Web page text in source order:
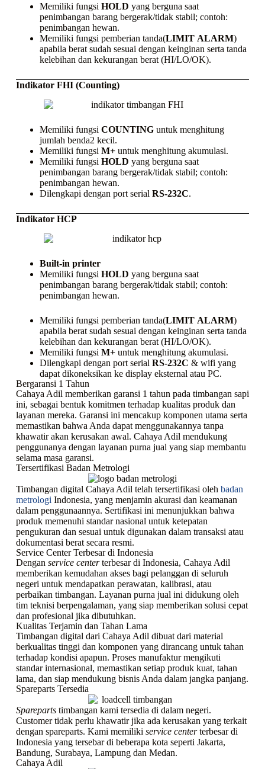
Memiliki fungsi HOLD yang berguna saat
penimbangan barang bergerak/tidak stabil; contoh:
penimbangan hewan.
Memiliki fungsi pemberian tanda(LIMIT ALARM)
apabila berat sudah sesuai dengan keinginan serta tanda
kelebihan dan kekurangan berat (HI/LO/OK).
Indikator FHI (Counting)
Memiliki fungsi COUNTING untuk menghitung
jumlah benda2 kecil.
Memiliki fungsi M+ untuk menghitung akumulasi.
Memiliki fungsi HOLD yang berguna saat
penimbangan barang bergerak/tidak stabil; contoh:
penimbangan hewan.
Dilengkapi dengan port serial RS-232C.
Indikator HCP
Built-in printer
Memiliki fungsi HOLD yang berguna saat
penimbangan barang bergerak/tidak stabil; contoh:
penimbangan hewan.
Memiliki fungsi pemberian tanda(LIMIT ALARM)
apabila berat sudah sesuai dengan keinginan serta tanda
kelebihan dan kekurangan berat (HI/LO/OK).
Memiliki fungsi M+ untuk menghitung akumulasi.
Dilengkapi dengan port serial RS-232C & wifi yang
dapat dikoneksikan ke display eksternal atau PC.
Bergaransi 1 Tahun
Cahaya Adil memberikan garansi 1 tahun pada timbangan sapi
ini, sebagai bentuk komitmen terhadap kualitas produk dan
layanan mereka. Garansi ini mencakup komponen utama serta
memastikan bahwa Anda dapat menggunakannya tanpa
khawatir akan kerusakan awal. Cahaya Adil mendukung
penggunanya dengan layanan purna jual yang siap membantu
selama masa garansi.
Tersertifikasi Badan Metrologi
Timbangan digital Cahaya Adil telah tersertifikasi oleh badan
metrologi Indonesia, yang menjamin akurasi dan keamanan
dalam penggunaannya. Sertifikasi ini menunjukkan bahwa
produk memenuhi standar nasional untuk ketepatan
pengukuran dan sesuai untuk digunakan dalam transaksi atau
dokumentasi berat secara resmi.
Service Center Terbesar di Indonesia
Dengan service centerterbesar di Indonesia, Cahaya Adil
memberikan kemudahan akses bagi pelanggan di seluruh
negeri untuk mendapatkan perawatan, kalibrasi, atau
perbaikan timbangan. Layanan purna jual ini didukung oleh
tim teknisi berpengalaman, yang siap memberikan solusi cepat
dan profesional jika dibutuhkan.
Kualitas Terjamin dan Tahan Lama
Timbangan digital dari Cahaya Adil dibuat dari material
berkualitas tinggi dan komponen yang dirancang untuk tahan
terhadap kondisi apapun. Proses manufaktur mengikuti
standar internasional, memastikan setiap produk kuat, tahan
lama, dan siap mendukung bisnis Anda dalam jangka panjang.
Spareparts Tersedia
Sparepartstimbangan kami tersedia di dalam negeri.
Customer tidak perlu khawatir jika ada kerusakan yang terkait
dengan spareparts. Kami memiliki service centerterbesar di
Indonesia yang tersebar di beberapa kota seperti Jakarta,
Bandung, Surabaya, Lampung dan Medan.
Cahaya Adil